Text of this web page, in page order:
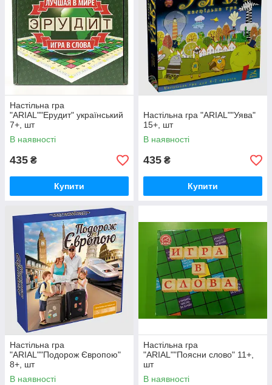
Настільна гра
"ARIAL""Ерудит" український
7+, шт
В наявності
435 ₴
Купити
Настільна гра "ARIAL""Уява"
15+, шт
В наявності
435 ₴
Купити
Настільна гра
"ARIAL""Подорож Європою"
8+, шт
В наявності
Настільна гра
"ARIAL""Поясни слово" 11+,
шт
В наявності